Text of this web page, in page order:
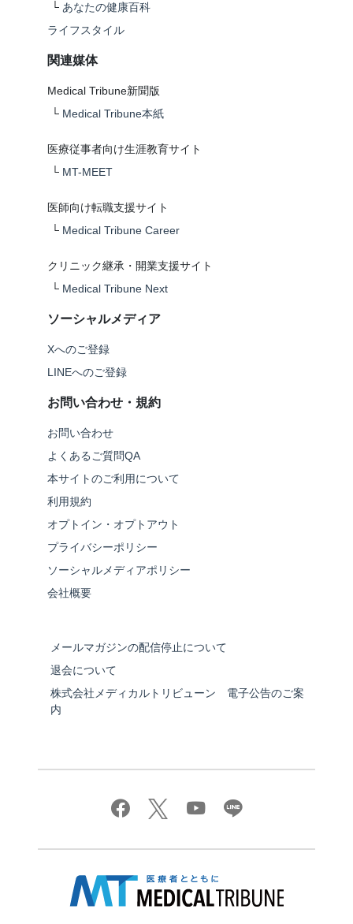
└ あなたの健康百科
ライフスタイル
関連媒体
Medical Tribune新聞版
└ Medical Tribune本紙
医療従事者向け生涯教育サイト
└ MT-MEET
医師向け転職支援サイト
└ Medical Tribune Career
クリニック継承・開業支援サイト
└ Medical Tribune Next
ソーシャルメディア
Xへのご登録
LINEへのご登録
お問い合わせ・規約
お問い合わせ
よくあるご質問QA
本サイトのご利用について
利用規約
オプトイン・オプトアウト
プライバシーポリシー
ソーシャルメディアポリシー
会社概要
メールマガジンの配信停止について
退会について
株式会社メディカルトリビューン 電子公告のご案
内